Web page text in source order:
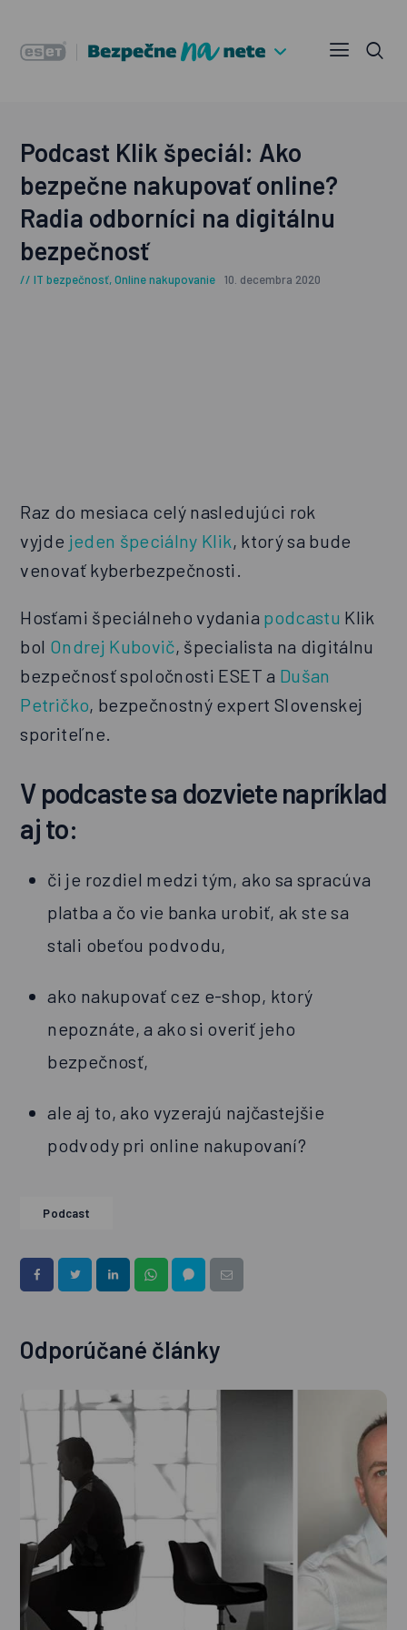
Podcast Klik špeciál: Ako
bezpečne nakupovať online?
Radia odborníci na digitálnu
bezpečnosť
IT bezpečnosť,Online nakupovanie 10. decembra 2020
Raz do mesiaca celý nasledujúci rok
vyjde jeden špeciálny Klik, ktorý sa bude
venovať kyberbezpečnosti.
Hosťami špeciálneho vydania podcastu Klik
bol Ondrej Kubovič, špecialista na digitálnu
bezpečnosť spoločnosti ESET a Dušan
Petričko, bezpečnostný expert Slovenskej
sporiteľne.
V podcaste sa dozviete napríklad
aj to:
či je rozdiel medzi tým, ako sa spracúva
platba a čo vie banka urobiť, ak ste sa
stali obeťou podvodu,
ako nakupovať cez e-shop, ktorý
nepoznáte, a ako si overiť jeho
bezpečnosť,
ale aj to, ako vyzerajú najčastejšie
podvody pri online nakupovaní?
Podcast
Odporúčané články